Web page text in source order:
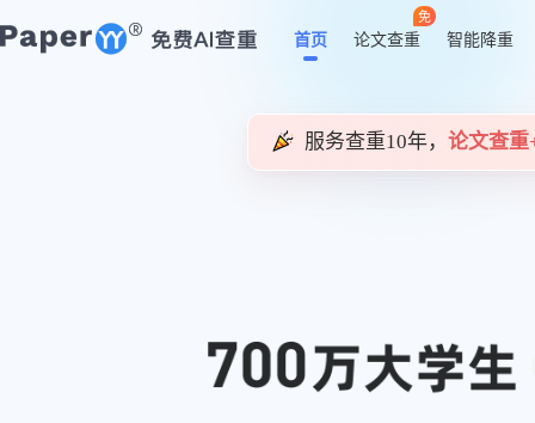
首页 论文查重
免
智能降重
服务查重10年， 论文查